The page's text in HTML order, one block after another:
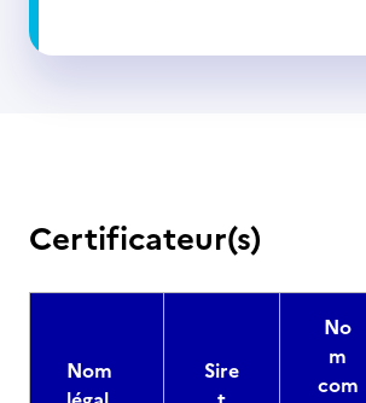
Certificateur(s)
Nom
Sire
No
m
com